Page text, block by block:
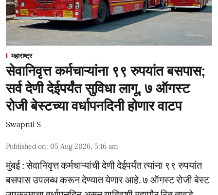
महाराष्ट्र
सेवानिवृत्त कर्मचाऱ्यांना ९९ रुपयांत बसपास;
सर्व देणी देईपर्यंत सुविधा लागू, ७ ऑगस्ट
रोजी बेस्टच्या वर्धापनदिनी होणार वाटप
Swapnil S
Published on: 05 Aug 2026, 5:16 am
मुंबई : सेवानिवृत्त कर्मचाऱ्यांची देणी देईपर्यंत त्यांना ९९ रुपयांत
बसपास उपलब्ध करून देण्यात येणार आहे. ७ ऑगस्ट रोजी बेस्ट